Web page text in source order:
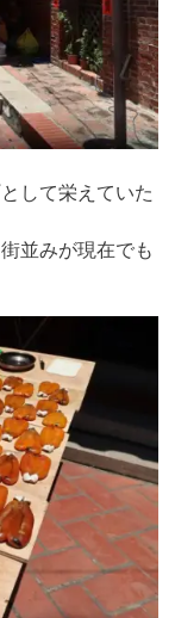
して栄えていた
並みが現在でも